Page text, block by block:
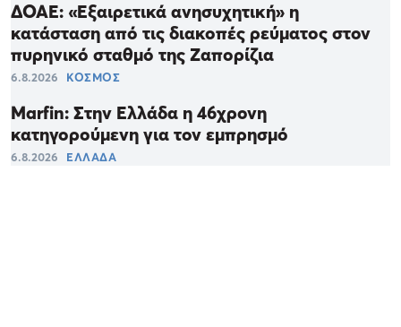
ΔΟΑΕ: «Εξαιρετικά ανησυχητική» η
κατάσταση από τις διακοπές ρεύματος στον
πυρηνικό σταθμό της Ζαπορίζια
6.8.2026 ΚΟΣΜΟΣ
Marfin: Στην Ελλάδα η 46χρονη
κατηγορούμενη για τον εμπρησμό
6.8.2026 ΕΛΛΑΔΑ